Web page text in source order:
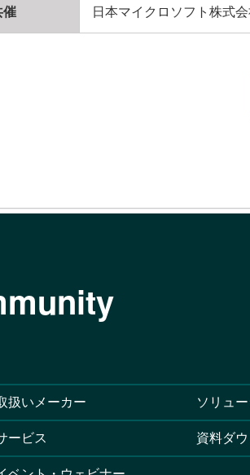
日本マイクロソフト株式
扱いメーカー
ソリュ
ービス
資料ダ